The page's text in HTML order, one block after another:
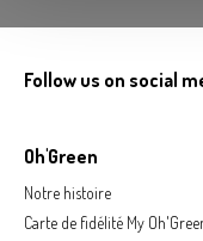
Oh'Green
Notre histoire
Carte de fidélité My
Follow us on social